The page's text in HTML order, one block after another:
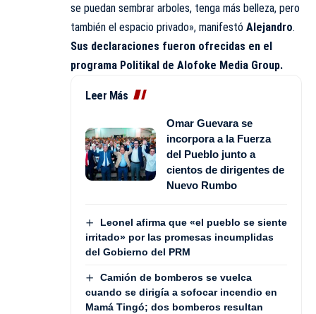
se puedan sembrar arboles, tenga más belleza, pero
también el espacio privado», manifestó Alejandro.
Sus declaraciones fueron ofrecidas en el
programa Politikal de Alofoke Media Group.
Leer Más
Omar Guevara se
incorpora a la Fuerza
del Pueblo junto a
cientos de dirigentes de
Nuevo Rumbo
Leonel afirma que «el pueblo se siente
irritado» por las promesas incumplidas
del Gobierno del PRM
Camión de bomberos se vuelca
cuando se dirigía a sofocar incendio en
Mamá Tingó; dos bomberos resultan